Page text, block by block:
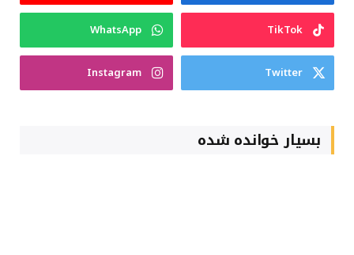
TikTok
WhatsApp
Twitter
Instagram
بسیار خوانده شده